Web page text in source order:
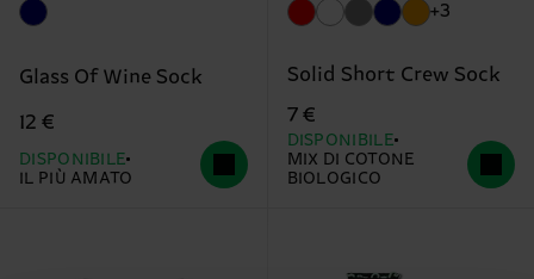
Glass Of Wine Sock
12 €
DISPONIBILE
IL PIÙ AMATO
+3
Solid Short Crew Sock
7 €
DISPONIBILE
MIX DI COTONE
BIOLOGICO